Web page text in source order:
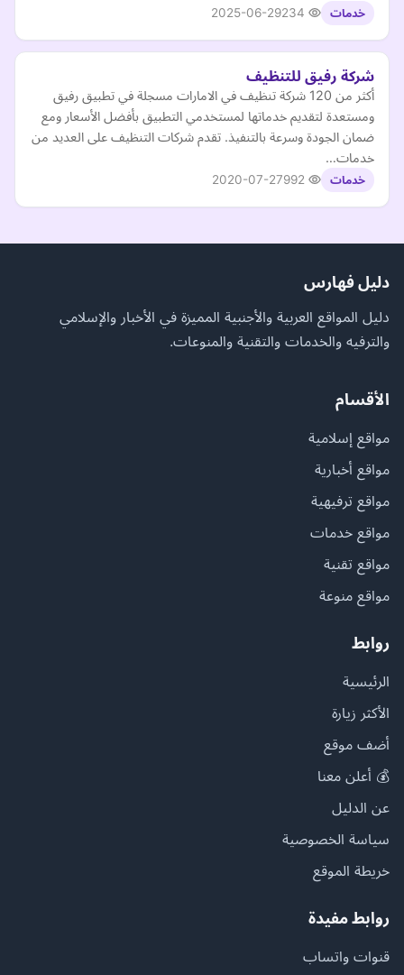
خدمات 2025-06-29
شركة رفيق للتنظيف
أكثر من 120 شركة تنظيف في الامارات مسجلة في تطبيق رفيق
ومستعدة لتقديم خدماتها لمستخدمي التطبيق بأفضل الأسعار ومع
ضمان الجودة وسرعة بالتنفيذ. تقدم شركات التنظيف على العديد من
خدمات…
خدمات 2020-07-27
دليل فهارس
دليل المواقع العربية والأجنبية المميزة في الأخبار والإسلامي
والترفيه والخدمات والتقنية والمنوعات.
الأقسام
مواقع إسلامية
مواقع أخبارية
مواقع ترفيهية
مواقع خدمات
مواقع تقنية
مواقع منوعة
روابط
الرئيسية
الأكثر زيارة
أضف موقع
💰 أعلن معنا
عن الدليل
سياسة الخصوصية
خريطة الموقع
روابط مفيدة
قنوات واتساب